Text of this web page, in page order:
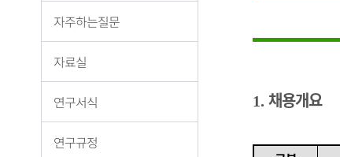
자주하는질문
자료실
연구서식
연구규정
1. 채용개요